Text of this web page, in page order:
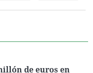
de euros en